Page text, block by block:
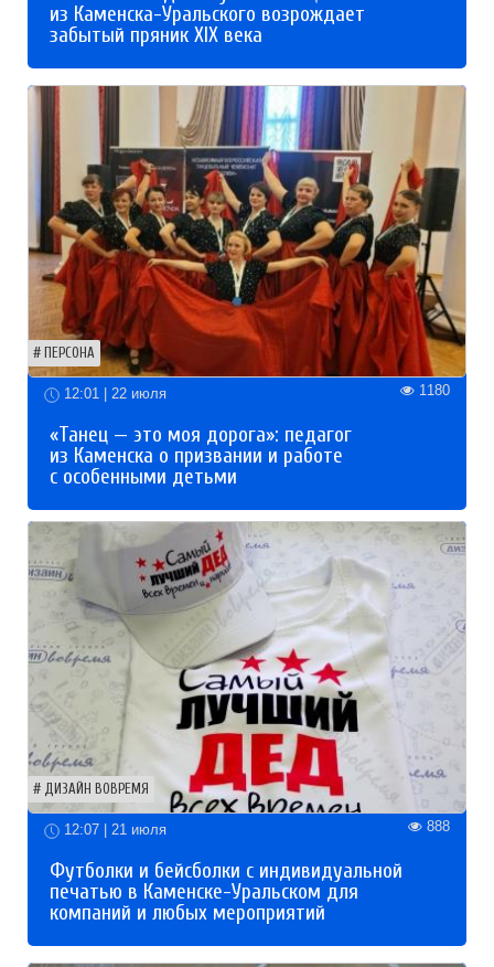
из Каменска-Уральского возрождает
забытый пряник XIX века
ПЕРСОНА
12:01 | 22 июля 1180
«Танец — это моя дорога»: педагог
из Каменска о призвании и работе
с особенными детьми
ДИЗАЙН ВОВРЕМЯ
12:07 | 21 июля 888
Футболки и бейсболки с индивидуальной
печатью в Каменске-Уральском для
компаний и любых мероприятий